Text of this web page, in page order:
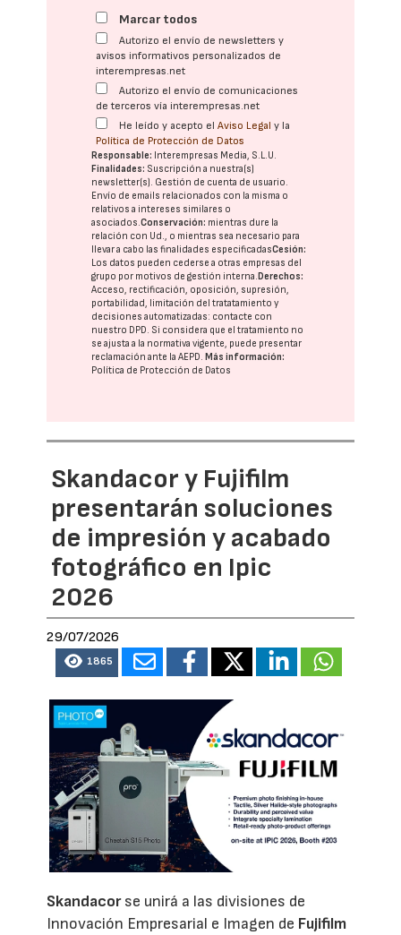
Marcar todos
Autorizo el envío de newsletters y
avisos informativos personalizados de
interempresas.net
Autorizo el envío de comunicaciones
de terceros vía interempresas.net
He leído y acepto elAviso Legal y la
Política de Protección de Datos
Responsable: Interempresas Media, S.L.U.
Finalidades: Suscripción a nuestra(s)
newsletter(s). Gestión de cuenta de usuario.
Envío de emails relacionados con la misma o
relativos a intereses similares o
asociados.Conservación: mientras dure la
relación con Ud., o mientras sea necesario para
llevar a cabo las finalidades especificadasCesión:
Los datos pueden cederse a otras empresas del
grupo por motivos de gestión interna.Derechos:
Acceso, rectificación, oposición, supresión,
portabilidad, limitación del tratatamiento y
decisiones automatizadas: contacte con
nuestro DPD. Si considera que el tratamiento no
se ajusta a la normativa vigente, puede presentar
reclamación ante laAEPD.Más información:
Política de Protección de Datos
Skandacor y Fujifilm
presentarán soluciones
de impresión y acabado
fotográfico en Ipic
2026
29/07/2026
1865
Skandacorse unirá a las divisiones de
Innovación Empresarial e Imagen de Fujifilm